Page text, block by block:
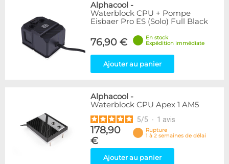
Alphacool -
Waterblock CPU + Pompe
Eisbaer Pro ES (Solo) Full Black
76,90 €
En stock
Expédition immédiate
Ajouter au panier
Alphacool -
Waterblock CPU Apex 1 AM5
5/5 - 1 avis
178,90
€
Rupture
1 à 2 semaines de délai
Ajouter au panier